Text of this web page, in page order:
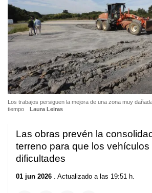
Los trabajos persiguen la mejora de una zona muy
tiempo
Laura Leiras
Las obras prevén la
terreno para que los vehículos
dificultades
01 jun 2026 . Actualizado a las 19:51 h.